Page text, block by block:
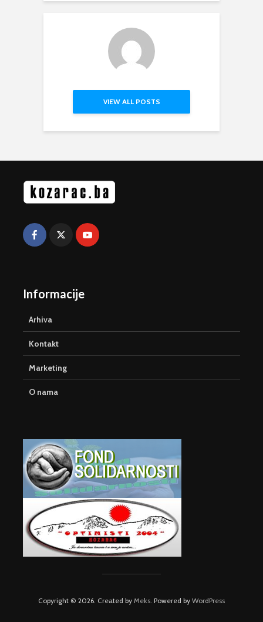
VIEW ALL POSTS
Informacije
Arhiva
Kontakt
Marketing
O nama
Copyright © 2026. Created by Meks. Powered by WordPress